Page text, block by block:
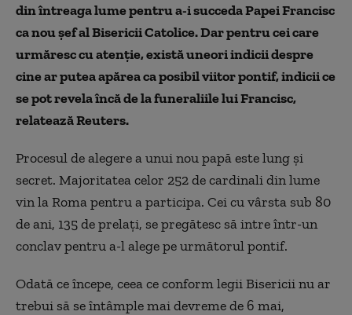
din întreaga lume pentru a-i succeda Papei Francisc
ca nou şef al Bisericii Catolice. Dar pentru cei care
urmăresc cu atenţie, există uneori indicii despre
cine ar putea apărea ca posibil viitor pontif, indicii ce
se pot revela încă de la funeraliile lui Francisc,
relatează Reuters.
Procesul de alegere a unui nou papă este lung şi
secret. Majoritatea celor 252 de cardinali din lume
vin la Roma pentru a participa. Cei cu vârsta sub 80
de ani, 135 de prelaţi, se pregătesc să intre într-un
conclav pentru a-l alege pe următorul pontif.
Odată ce începe, ceea ce conform legii Bisericii nu ar
trebui să se întâmple mai devreme de 6 mai,